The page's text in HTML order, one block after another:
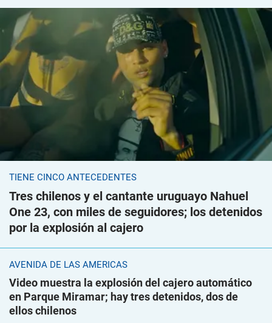
TIENE CINCO ANTECEDENTES
Tres chilenos y el cantante uruguayo Nahuel
One 23, con miles de seguidores; los detenidos
por la explosión al cajero
AVENIDA DE LAS AMÉRICAS
Video muestra la explosión del cajero automático
en Parque Miramar; hay tres detenidos, dos de
ellos chilenos